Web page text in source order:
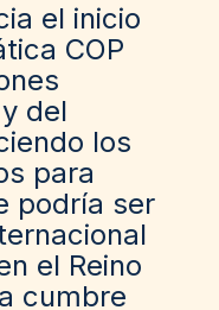
el inicio
COP
del
los
para
podría ser
el Reino
cumbre